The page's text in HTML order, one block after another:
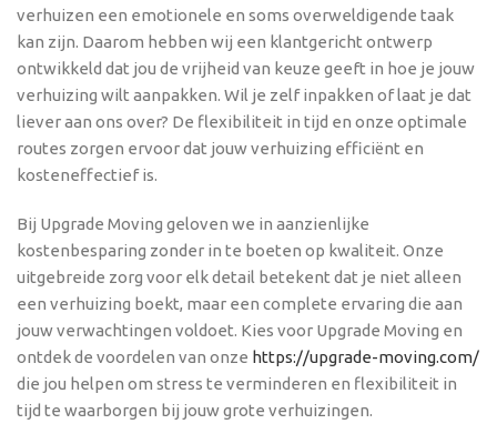
verhuizen een emotionele en soms overweldigende taak
kan zijn. Daarom hebben wij een klantgericht ontwerp
ontwikkeld dat jou de vrijheid van keuze geeft in hoe je jouw
verhuizing wilt aanpakken. Wil je zelf inpakken of laat je dat
liever aan ons over? De flexibiliteit in tijd en onze optimale
routes zorgen ervoor dat jouw verhuizing efficiënt en
kosteneffectief is.
Bij Upgrade Moving geloven we in aanzienlijke
kostenbesparing zonder in te boeten op kwaliteit. Onze
uitgebreide zorg voor elk detail betekent dat je niet alleen
een verhuizing boekt, maar een complete ervaring die aan
jouw verwachtingen voldoet. Kies voor Upgrade Moving en
ontdek de voordelen van onze https://upgrade-moving.com/
die jou helpen om stress te verminderen en flexibiliteit in
tijd te waarborgen bij jouw grote verhuizingen.